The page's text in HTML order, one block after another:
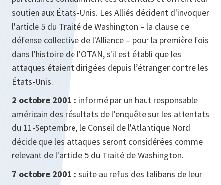
soutien aux États-Unis. Les Alliés décident d'invoquer
l'article 5 du Traité de Washington – la clause de
défense collective de l'Alliance – pour la première fois
dans l'histoire de l'OTAN, s'il est établi que les
attaques étaient dirigées depuis l’étranger contre les
États-Unis.
2 octobre 2001 : informé par un haut responsable
américain des résultats de l’enquête sur les attentats
du 11-Septembre, le Conseil de l'Atlantique Nord
décide que les attaques seront considérées comme
relevant de l'article 5 du Traité de Washington.
7 octobre 2001 : suite au refus des talibans de leur